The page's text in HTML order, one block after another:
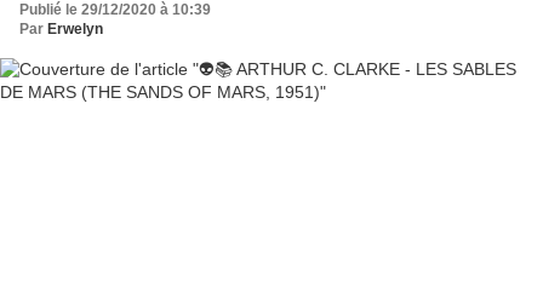
Publié le 29/12/2020 à 10:39
Par Erwelyn